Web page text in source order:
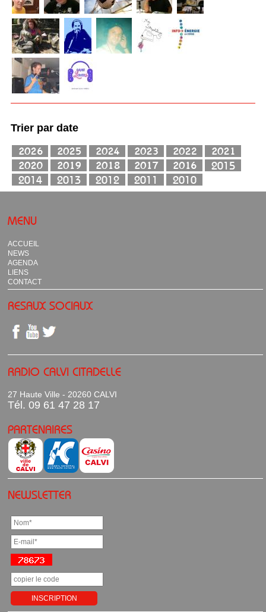
Trier par date
MENU
ACCUEIL
NEWS
AGENDA
LIENS
CONTACT
RESAUX SOCIAUX
RADIO CALVI CITADELLE
27 Haute Ville - 20260 CALVI
Tél. 09 61 47 28 17
PARTENAIRES
NEWSLETTER